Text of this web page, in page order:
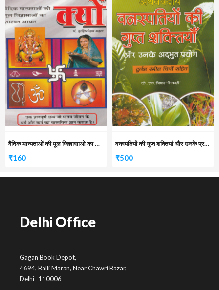
वैदिक मान्यताओं की मूल जिज्ञासाओ का शाष्वरत आधार क्यों
₹160
वनस्पतियों की गुप्त शक्तियां और उनके प्रयोग
₹500
Delhi Office
Gagan Book Depot,
4694, Balli Maran, Near Chawri Bazar,
Delhi- 110006